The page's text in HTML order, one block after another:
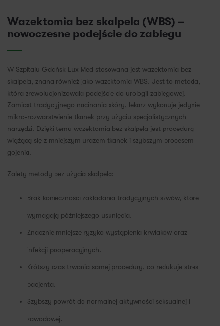
Wazektomia bez skalpela (WBS) –
nowoczesne podejście do zabiegu
W Szpitalu Gdańsk Lux Med stosowana jest wazektomia bez
skalpela, znana również jako wazektomia WBS. Jest to metoda,
która zrewolucjonizowała podejście do urologii zabiegowej.
Zamiast tradycyjnego nacinania skóry, lekarz wykonuje jedynie
mikro-rozwarstwienie tkanek przy użyciu specjalistycznych
narzędzi. Dzięki temu wazektomia bez skalpela jest procedurą
wiążącą się z mniejszym urazem tkanek i szybszym procesem
gojenia.
Zalety metody bez użycia skalpela:
Brak konieczności zakładania tradycyjnych szwów, które
wymagają późniejszego usunięcia.
Znacznie mniejsze ryzyko wystąpienia krwiaków oraz
infekcji pooperacyjnych.
Krótszy czas trwania samej procedury, co redukuje stres
pacjenta.
Szybszy powrót do normalnej aktywności seksualnej i
zawodowej.